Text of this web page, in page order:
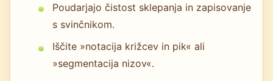
Poudarjajo čistost sklepanja in zapisovanje
s svinčnikom.
Iščite »notacija križcev in pik« ali
»segmentacija nizov«.